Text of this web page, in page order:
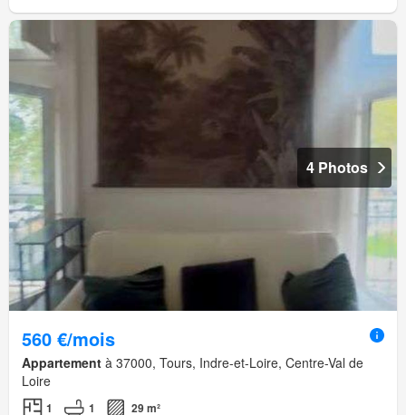
4 Photos
560 €/mois
Appartement à 37000, Tours, Indre-et-Loire, Centre-Val de
Loire
1 1 29 m²